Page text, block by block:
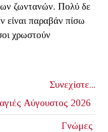
ζωντανών. Πολύ δε
είναι παραβάν πίσω
χρωστούν
Συνεχίστε...
Αύγουστος 2026
Γνώμες